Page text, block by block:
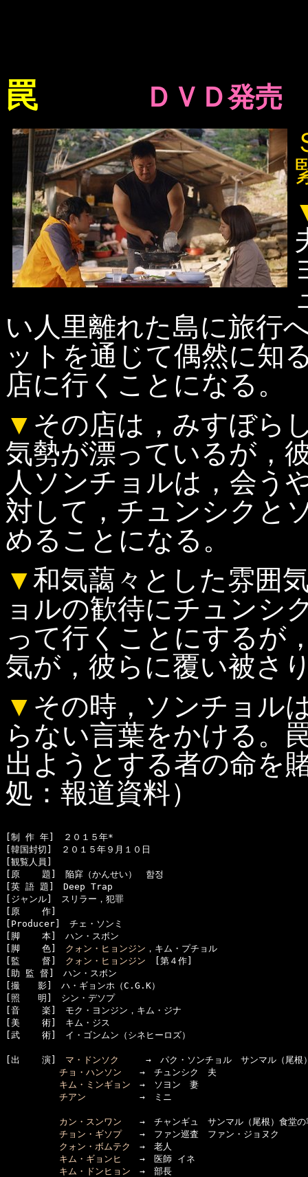
罠
ＤＶＤ発売
い人里離れた島に旅行
ットを通じて偶然に知
店に行くことになる。
▼ その店は，みすぼら
気勢が漂っているが，
人ソンチョルは，会う
対して，チュンシクと
めることになる。
▼和気藹々とした雰囲
ョルの歓待にチュンシ
って行くことにするが
気が，彼らに覆い被さ
▼ その時，ソンチョル
らない言葉をかける。
出ようとする者の命を
処：報道資料）
[制 作 年]　２０１５年*
[韓国封切]　２０１５年９月１０日
[観覧人員]
[原    題]　陥穽（かんせい）　함정
[英 語 題]　Deep Trap
[ジャンル]　スリラー，犯罪
[原    作]
[Producer]　チェ・ソンミ
[脚    本]　ハン・スボン
[脚    色] クォン・ヒョンジン ，キム・プチョル
[監    督] クォン・ヒョンジン [第４作]
[助 監 督]　ハン・スボン
[撮　　影]　ハ・ギョンホ（C.G.K）
[照　　明]　シン・デソプ
[音    楽]　モク・ヨンジン，キム・ジナ
[美    術]　キム・ジス
[武    術]　イ・ゴンムン（シネヒーロズ）
[出    演] マ・ドンソク
→　パク・ソンチョル　サンマル（尾根
チョ・ハンソン →　チュンシク　夫
キム・ミンギョン →　ソヨン　妻
チアン →　ミニ
カン・スンワン →　チャンギュ　サンマル（尾根）食堂の
チョン・ギソプ →　ファン巡査　ファン・ジョヌク
クォン・ボムテク
→　老人
キム・ギョンヒ
→　医師 イネ
キム・ドンヒョン →　部長